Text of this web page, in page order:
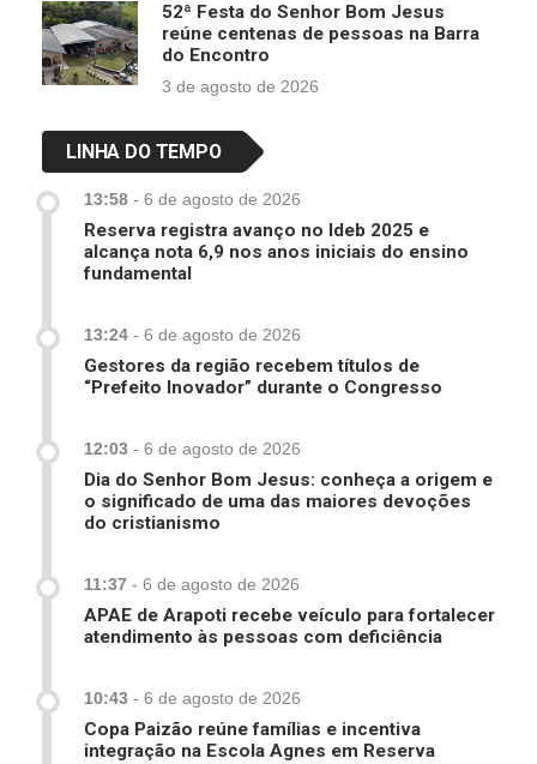
52ª Festa do Senhor Bom Jesus
reúne centenas de pessoas na Barra
do Encontro
3 de agosto de 2026
LINHA DO TEMPO
13:58 - 6 de agosto de 2026
Reserva registra avanço no Ideb 2025 e
alcança nota 6,9 nos anos iniciais do ensino
fundamental
13:24 - 6 de agosto de 2026
Gestores da região recebem títulos de
“Prefeito Inovador” durante o Congresso
12:03 - 6 de agosto de 2026
Dia do Senhor Bom Jesus: conheça a origem e
o significado de uma das maiores devoções
do cristianismo
11:37 - 6 de agosto de 2026
APAE de Arapoti recebe veículo para fortalecer
atendimento às pessoas com deficiência
10:43 - 6 de agosto de 2026
Copa Paizão reúne famílias e incentiva
integração na Escola Agnes em Reserva